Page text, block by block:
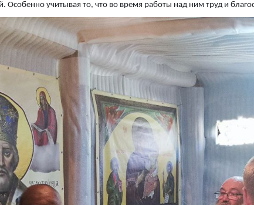
Особенно учитывая то, что во время работы над ним труд и